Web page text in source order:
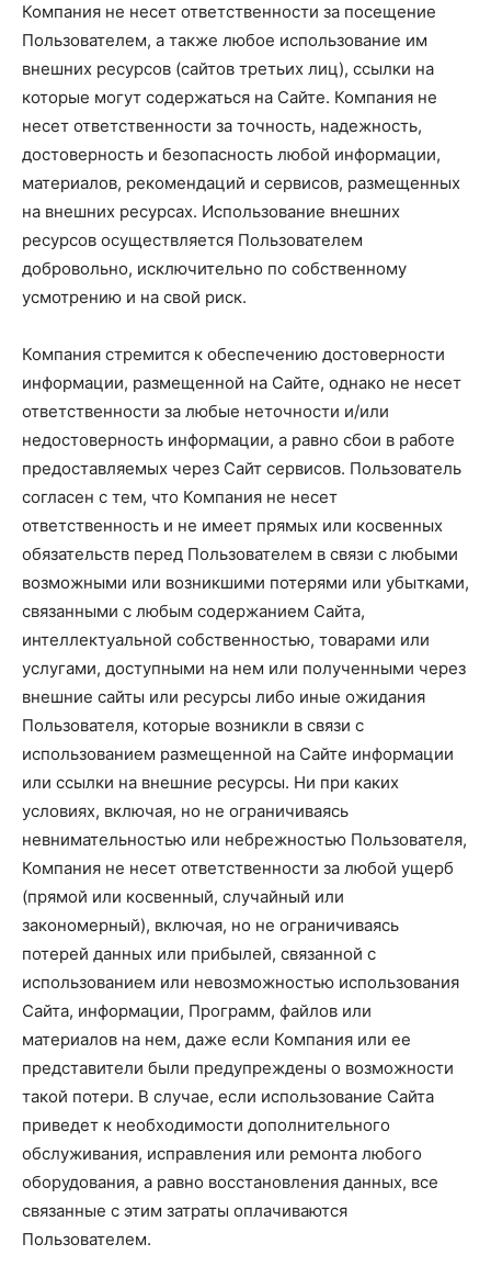
Компания не несет ответственности за посещение
Пользователем, а также любое использование им
внешних ресурсов (сайтов третьих лиц), ссылки на
которые могут содержаться на Сайте. Компания не
несет ответственности за точность, надежность,
достоверность и безопасность любой информации,
материалов, рекомендаций и сервисов, размещенных
на внешних ресурсах. Использование внешних
ресурсов осуществляется Пользователем
добровольно, исключительно по собственному
усмотрению и на свой риск.
Компания стремится к обеспечению достоверности
информации, размещенной на Сайте, однако не несет
ответственности за любые неточности и/или
недостоверность информации, а равно сбои в работе
предоставляемых через Сайт сервисов. Пользователь
согласен с тем, что Компания не несет
ответственность и не имеет прямых или косвенных
обязательств перед Пользователем в связи с любыми
возможными или возникшими потерями или убытками,
связанными с любым содержанием Сайта,
интеллектуальной собственностью, товарами или
услугами, доступными на нем или полученными через
внешние сайты или ресурсы либо иные ожидания
Пользователя, которые возникли в связи с
использованием размещенной на Сайте информации
или ссылки на внешние ресурсы. Ни при каких
условиях, включая, но не ограничиваясь
невнимательностью или небрежностью Пользователя,
Компания не несет ответственности за любой ущерб
(прямой или косвенный, случайный или
закономерный), включая, но не ограничиваясь
потерей данных или прибылей, связанной с
использованием или невозможностью использования
Сайта, информации, Программ, файлов или
материалов на нем, даже если Компания или ее
представители были предупреждены о возможности
такой потери. В случае, если использование Сайта
приведет к необходимости дополнительного
обслуживания, исправления или ремонта любого
оборудования, а равно восстановления данных, все
связанные с этим затраты оплачиваются
Пользователем.